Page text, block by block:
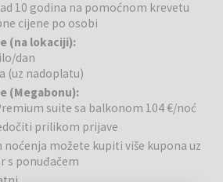
okusi i opuštena atmosfera. Prepustite se
okusima, pripremljenim od svježih lokalnih
s bogatom ponudom à la carte
vegetarijanskim opcijama. Obrok
a zatim se opustite u baru uz bazen s
i zadivljujućim pogledom.
odmor na Korčuli. U okolici vas čeka
aktivnosti. Istražite otok bicikliranjem
10 godina na pomoćnom krevetu
cijene po osobi
(na lokaciji):
dan
(uz nadoplatu)
(Megabonu):
suite sa balkonom 104 €/noć
prilikom prijave
noćenja možete kupiti više kupona uz
s ponuđačem